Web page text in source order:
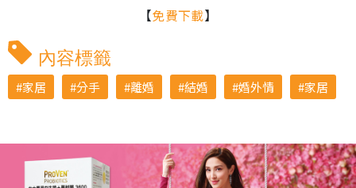
【免費下載】
內容標籤
家居 分手 離婚 結婚 婚外情 家居